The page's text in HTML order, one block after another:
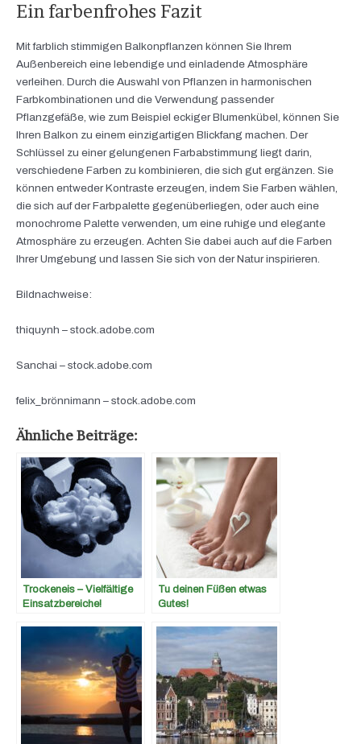
Ein farbenfrohes Fazit
Mit farblich stimmigen Balkonpflanzen können Sie Ihrem
Außenbereich eine lebendige und einladende Atmosphäre
verleihen. Durch die Auswahl von Pflanzen in harmonischen
Farbkombinationen und die Verwendung passender
Pflanzgefäße, wie zum Beispiel eckiger Blumenkübel, können Sie
Ihren Balkon zu einem einzigartigen Blickfang machen. Der
Schlüssel zu einer gelungenen Farbabstimmung liegt darin,
verschiedene Farben zu kombinieren, die sich gut ergänzen. Sie
können entweder Kontraste erzeugen, indem Sie Farben wählen,
die sich auf der Farbpalette gegenüberliegen, oder auch eine
monochrome Palette verwenden, um eine ruhige und elegante
Atmosphäre zu erzeugen. Achten Sie dabei auch auf die Farben
Ihrer Umgebung und lassen Sie sich von der Natur inspirieren.
Bildnachweise:
thiquynh – stock.adobe.com
Sanchai – stock.adobe.com
felix_brönnimann – stock.adobe.com
Ähnliche Beiträge:
Trockeneis – Vielfältige
Einsatzbereiche!
Tu deinen Füßen etwas
Gutes!